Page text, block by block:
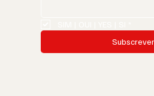
Subscrever